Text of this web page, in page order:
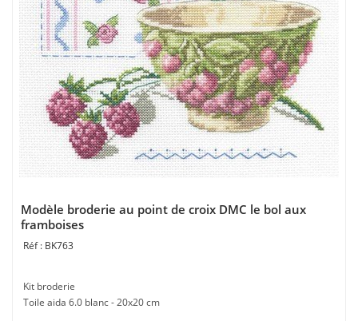
Modèle broderie au point de croix DMC le bol aux
framboises
BK763
Kit broderie
Toile aida 6.0 blanc - 20x20 cm